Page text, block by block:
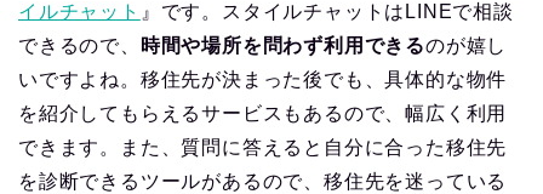
イルチャット 』です。スタイルチャットはLINEで相談
できるので、 時間や場所を問わず利用できるのが嬉し
いですよね。移住先が決まった後でも、具体的な物件
を紹介してもらえるサービスもあるので、幅広く利用
できます。また、質問に答えると自分に合った移住先
を診断できるツールがあるので、移住先を迷っている